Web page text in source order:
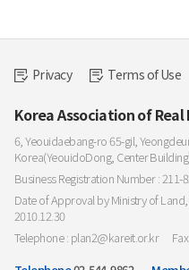
Privacy Terms of Use
Korea Association of
6, Yeouidaebang-ro 65-gil,
Korea(YeouidoDong, Center
Business Registration Number : 211-
Date of Approval by Ministry of
2010.12.30
Telephone : plan2@kareit.or.kr